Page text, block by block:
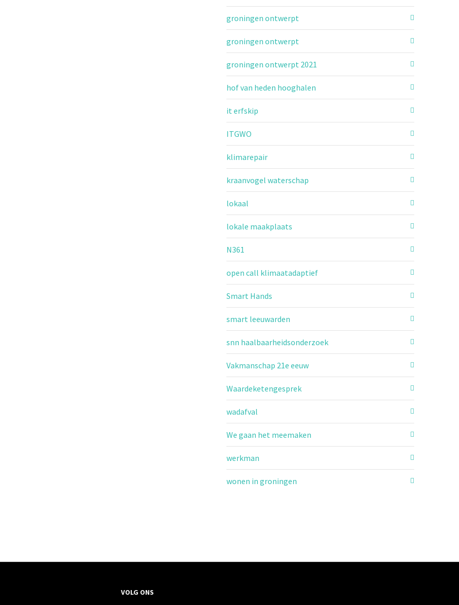
groningen ontwerpt
groningen ontwerpt
groningen ontwerpt 2021
hof van heden hooghalen
it erfskip
ITGWO
klimarepair
kraanvogel waterschap
lokaal
lokale maakplaats
N361
open call klimaatadaptief
Smart Hands
smart leeuwarden
snn haalbaarheidsonderzoek
Vakmanschap 21e eeuw
Waardeketengesprek
wadafval
We gaan het meemaken
werkman
wonen in groningen
VOLG ONS